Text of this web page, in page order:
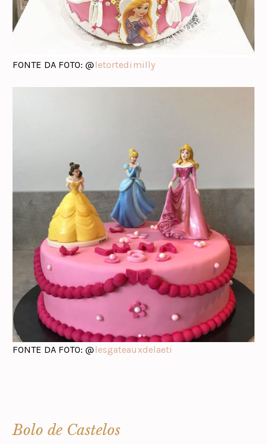
FONTE DA FOTO: @ letortedimilly
FONTE DA FOTO: @ lesgateauxdelaeti
Bolo de Castelos